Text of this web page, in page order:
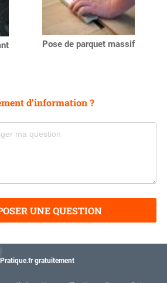
Pose de parquet massif
d'information ?
UNE QUESTION
gratuitement